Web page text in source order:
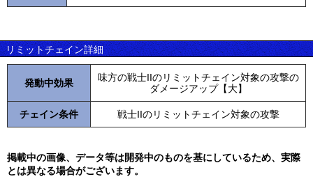
リミットチェイン詳細
発動中効果
味方の戦士IIのリミットチェイン対象の攻撃の
ダメージアップ【大】
チェイン条件 戦士IIのリミットチェイン対象の攻撃
掲載中の画像、データ等は開発中のものを基にしているため、実際
とは異なる場合がございます。